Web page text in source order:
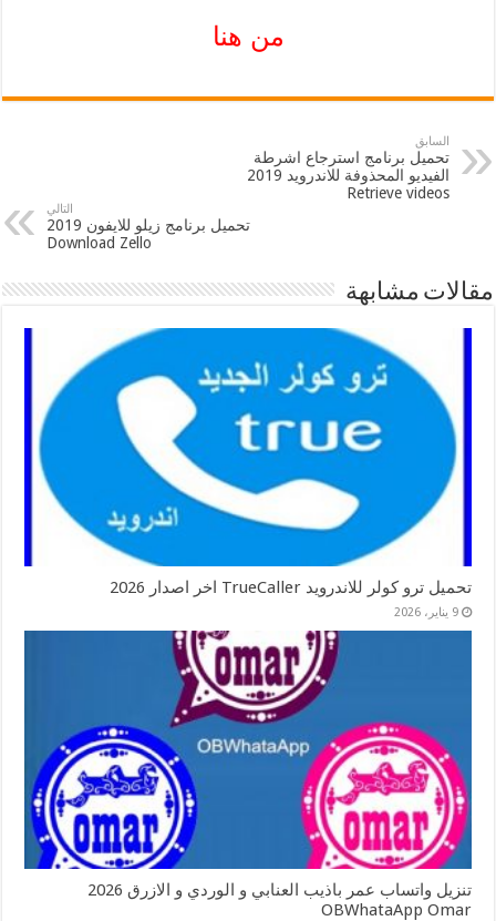
من هنا
السابق
تحميل برنامج استرجاع اشرطة
الفيديو المحذوفة للاندرويد 2019
Retrieve videos
التالي
تحميل برنامج زيلو للايفون 2019
Download Zello
مقالات مشابهة
تحميل ترو كولر للاندرويد TrueCaller اخر اصدار 2026
9 يناير، 2026
تنزيل واتساب عمر باذيب العنابي و الوردي و الازرق 2026
OBWhataApp Omar